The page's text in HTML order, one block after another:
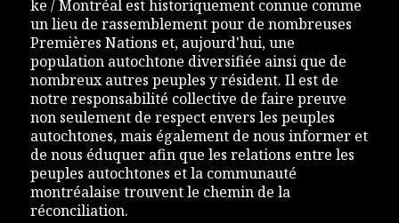
ke / Montréal est historiquement connue comme
un lieu de rassemblement pour de nombreuses
Premières Nations et, aujourd'hui, une
population autochtone diversifiée ainsi que de
nombreux autres peuples y résident. Il est de
notre responsabilité collective de faire preuve
non seulement de respect envers les peuples
autochtones, mais également de nous informer et
de nous éduquer afin que les relations entre les
peuples autochtones et la communauté
montréalaise trouvent le chemin de la
réconciliation.